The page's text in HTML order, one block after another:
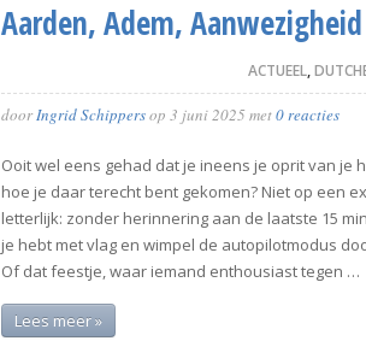
Aarden, Adem, Aanwezigheid
ACTUEEL,
doorIngrid Schippersop 3 juni 2025 met0 reacties
Ooit wel eens gehad dat je ineens je oprit van je
hoe je daar terecht bent gekomen? Niet op een
letterlijk: zonder herinnering aan de laatste 15
je hebt met vlag en wimpel de autopilotmodus
Of dat feestje, waar iemand enthousiast tegen …
Lees meer »